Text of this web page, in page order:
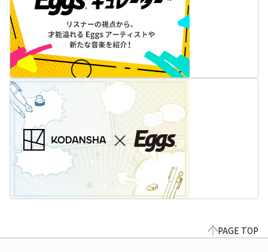
PAGE TOP